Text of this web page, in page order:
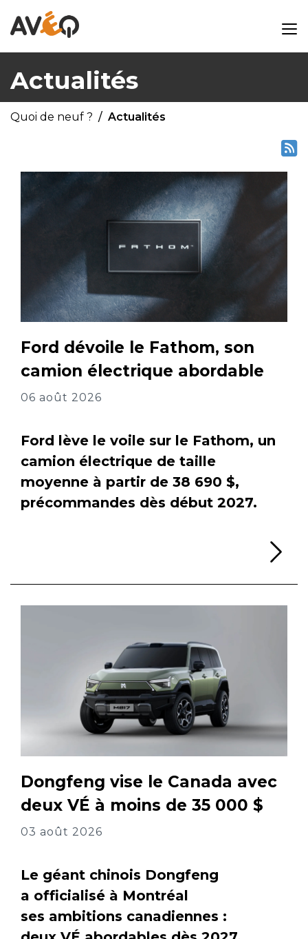
Actualités
Quoi de neuf ? Actualités
Ford dévoile le Fathom, son
camion électrique abordable
06 août 2026
Ford lève le voile sur le Fathom, un
camion électrique de taille
moyenne à partir de 38 690 $,
précommandes dès début 2027.
Dongfeng vise le Canada avec
deux VÉ à moins de 35 000 $
03 août 2026
Le géant chinois Dongfeng
a officialisé à Montréal
ses ambitions canadiennes :